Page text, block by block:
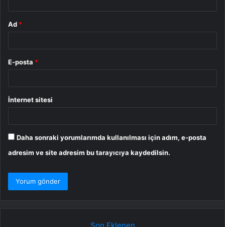
Ad *
E-posta *
İnternet sitesi
Daha sonraki yorumlarımda kullanılması için adım, e-posta
adresim ve site adresim bu tarayıcıya kaydedilsin.